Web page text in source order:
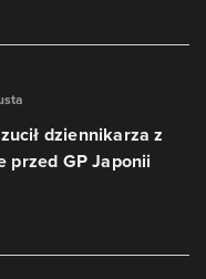
dziennikarza z
przed GP Japonii